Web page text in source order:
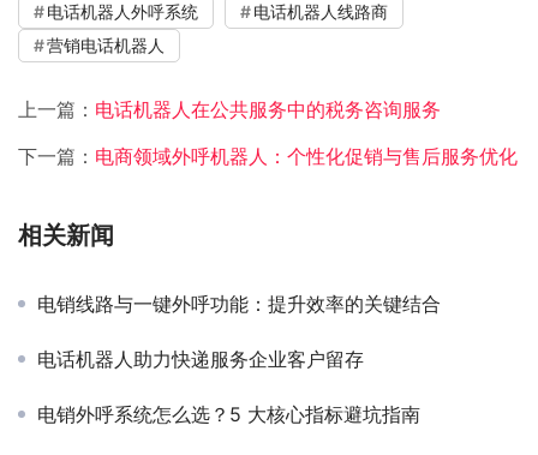
电话机器人外呼系统
电话机器人线路商
营销电话机器人
上一篇： 电话机器人在公共服务中的税务咨询服务
下一篇： 电商领域外呼机器人：个性化促销与售后服务优化
相关新闻
电销线路与一键外呼功能：提升效率的关键结合
电话机器人助力快递服务企业客户留存
电销外呼系统怎么选？5 大核心指标避坑指南